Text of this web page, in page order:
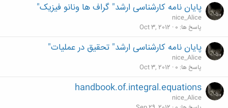
پایان نامه کارشناسی ارشد" گراف ها ونانو فیزیک"
nice_Alice
پاسخ ها 0
Oct 3, 2012
پایان نامه کارشناسی ارشد" تحقیق در عملیات"
nice_Alice
پاسخ ها 0
Oct 3, 2012
handbook.of.integral.equations
nice_Alice